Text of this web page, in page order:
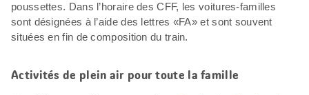
poussettes. Dans l’horaire des CFF, les voitures-familles
sont désignées à l’aide des lettres «FA» et sont souvent
situées en fin de composition du train.
Activités de plein air pour toute la famille